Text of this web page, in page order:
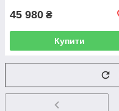
45 980 ₴
Купити